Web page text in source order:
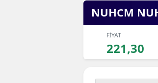
NUHCM
FİYAT
221,30